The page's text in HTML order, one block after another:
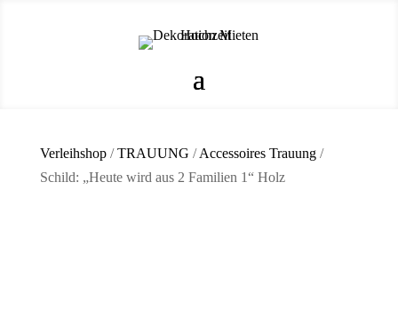
Verleihshop/TRAUUNG /Accessoires Trauung/
Schild: „Heute wird aus 2 Familien 1“ Holz